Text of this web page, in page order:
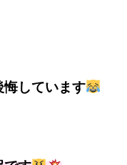
しています